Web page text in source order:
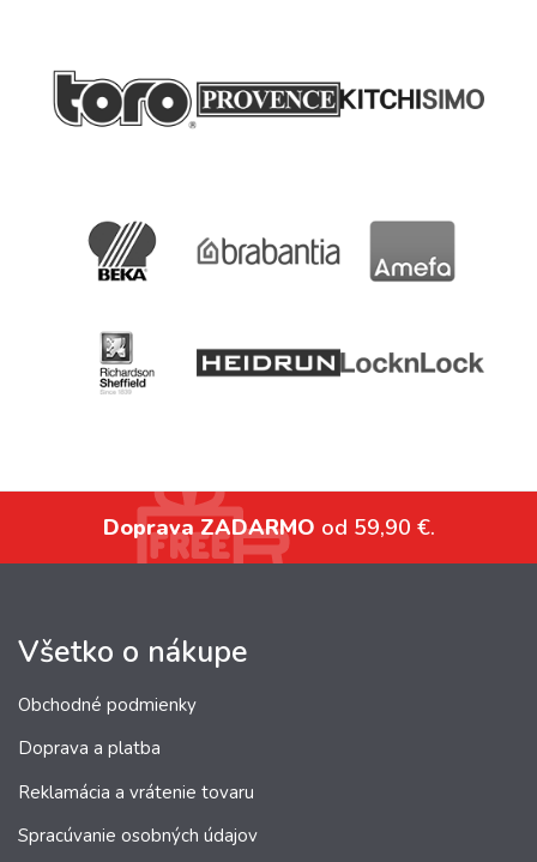
Doprava ZADARMO od 59,90 €.
Všetko o nákupe
Obchodné podmienky
Doprava a platba
Reklamácia a vrátenie tovaru
Spracúvanie osobných údajov